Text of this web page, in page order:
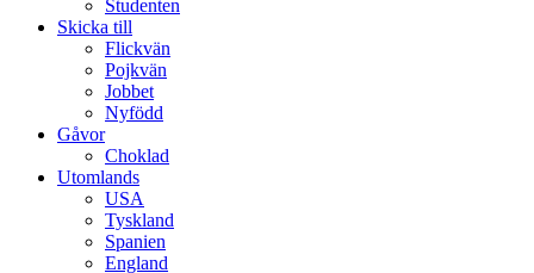
Studenten
Skicka till
Flickvän
Pojkvän
Jobbet
Nyfödd
Gåvor
Choklad
Utomlands
USA
Tyskland
Spanien
England